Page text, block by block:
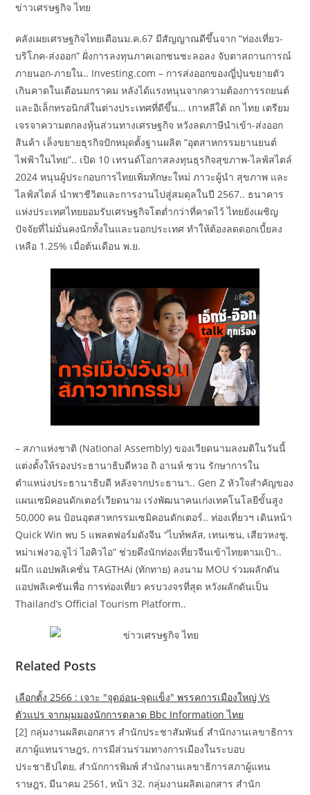
ข่าวเศรษฐกิจ ไทย
คลังเผยเศรษฐกิจไทยเดือนม.ค.67 มีสัญญาณดีขึ้นจาก “ท่องเที่ยว-
บริโภค-ส่งออก” ฝั่งการลงทุนภาคเอกชนชะลอลง จับตาสถานการณ์
ภายนอก-ภายใน.. Investing.com – การส่งออกของญี่ปุ่นขยายตัว
เกินคาดในเดือนมกราคม หลังได้แรงหนุนจากความต้องการรถยนต์
และอิเล็กทรอนิกส์ในต่างประเทศที่ดีขึ้น… เกาหลีใต้ ถก ไทย เตรียม
เจรจาความตกลงหุ้นส่วนทางเศรษฐกิจ หวังลดภาษีนำเข้า-ส่งออก
สินค้า เล็งขยายธุรกิจปักหมุดตั้งฐานผลิต “อุตสาหกรรมยานยนต์
ไฟฟ้าในไทย”.. เปิด 10 เทรนด์โอกาสลงทุนธุรกิจสุขภาพ-ไลฟ์สไตล์
2024 หนุนผู้ประกอบการไทยเพิ่มทักษะใหม่ ภาวะผู้นำ สุขภาพ และ
ไลฟ์สไตล์ นำพาชีวิตและการงานไปสู่สมดุลในปี 2567.. ธนาคาร
แห่งประเทศไทยยอมรับเศรษฐกิจโตต่ำกว่าที่คาดไว้ ไทยยังเผชิญ
ปัจจัยที่ไม่มั่นคงนักทั้งในและนอกประเทศ ทำให้ต้องลดดอกเบี้ยลง
เหลือ 1.25% เมื่อต้นเดือน พ.ย.
– สภาแห่งชาติ (National Assembly) ของเวียดนามลงมติในวันนี้
แต่งตั้งให้รองประธานาธิบดีหวอ ถิ อานห์ ซวน รักษาการใน
ตำแหน่งประธานาธิบดี หลังจากประธานา.. Gen Z หัวใจสำคัญของ
แผนเซมิคอนดักเตอร์เวียดนาม เร่งพัฒนาคนเก่งเทคโนโลยีขั้นสูง
50,000 คน ป้อนอุตสาหกรรมเซมิคอนดักเตอร์.. ท่องเที่ยวฯ เดินหน้า
Quick Win พบ 5 แพลตฟอร์มดังจีน “ไบท์พลัส, เทนเซน, เสียวหงชู,
หม่าเฟงวอ,จูไว่ ไอคิวไอ” ช่วยดึงนักท่องเที่ยวจีนเข้าไทยตามเป้า..
ผนึก แอปพลิเคชั่น TAGTHAi (ทักทาย) ลงนาม MOU ร่วมผลักดัน
แอปพลิเคชันเพื่อ การท่องเที่ยว ครบวงจรที่สุด หวังผลักดันเป็น
Thailand’s Official Tourism Platform..
Related Posts
เลือกตั้ง 2566 : เจาะ "จุดอ่อน-จุดแข็ง" พรรคการเมืองใหญ่ Vs
ตัวแปร จากมุมมองนักการตลาด Bbc Information ไทย
[2] กลุ่มงานผลิตเอกสาร สำนักประชาสัมพันธ์ สำนักงานเลขาธิการ
สภาผู้แทนราษฎร, การมีส่วนร่วมทางการเมืองในระบอบ
ประชาธิปไตย, สำนักการพิมพ์ สำนักงานเลขาธิการสภาผู้แทน
ราษฎร, มีนาคม 2561, หน้า 32. กลุ่มงานผลิตเอกสาร สำนัก